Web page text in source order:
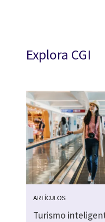
Explora CGI
ARTÍCULOS
Turismo